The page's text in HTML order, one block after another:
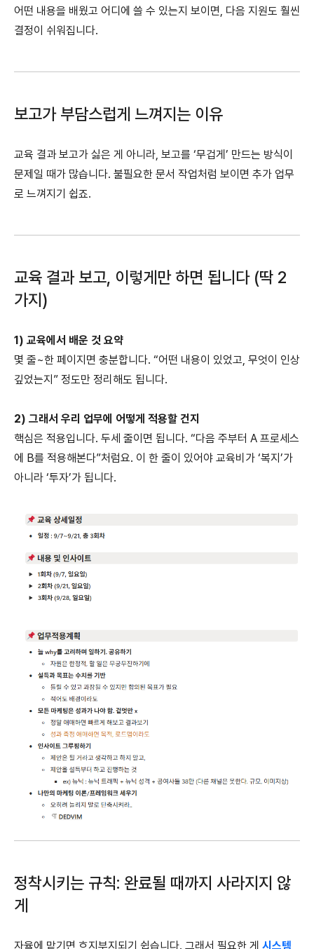
어떤 내용을 배웠고 어디에 쓸 수 있는지 보이면, 다음 지원도 훨씬
결정이 쉬워집니다.
보고가 부담스럽게 느껴지는 이유
교육 결과 보고가 싫은 게 아니라, 보고를 ‘무겁게’ 만드는 방식이
문제일 때가 많습니다. 불필요한 문서 작업처럼 보이면 추가 업무
로 느껴지기 쉽죠.
교육 결과 보고, 이렇게만 하면 됩니다 (딱 2
가지)
1) 교육에서 배운 것 요약
몇 줄~한 페이지면 충분합니다. “어떤 내용이 있었고, 무엇이 인상
깊었는지” 정도만 정리해도 됩니다.
2) 그래서 우리 업무에 어떻게 적용할 건지
핵심은 적용입니다. 두세 줄이면 됩니다. “다음 주부터 A 프로세스
에 B를 적용해본다”처럼요. 이 한 줄이 있어야 교육비가 ‘복지’가
아니라 ‘투자’가 됩니다.
정착시키는 규칙: 완료될 때까지 사라지지 않
게
자율에 맡기면 흐지부지되기 쉽습니다. 그래서 필요한 게 시스템